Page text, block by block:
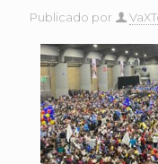
Publicado por